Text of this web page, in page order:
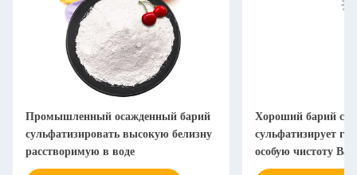
Промышленный осажденный барий
сульфатизировать высокую белизну
расстворимую в воде
Хороший барий
сульфатизирует
особую чистоту